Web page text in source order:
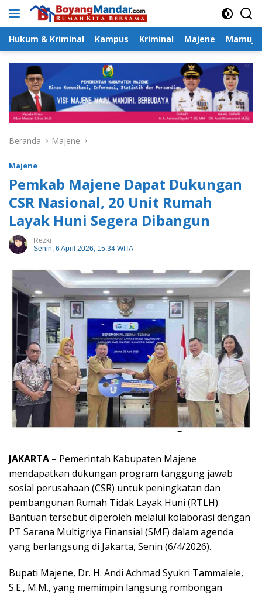
Langsung
Hukum & Kriminal Kampus Kriminal Majene Mamuju
Beranda Majene
Majene
Pemkab Majene Dapat Dukungan
CSR Nasional, 20 Unit Rumah
Layak Huni Segera Dibangun
Rezki
Senin, 6 April 2026, 15:34 WITA
JAKARTA – Pemerintah Kabupaten Majene
mendapatkan dukungan program tanggung jawab
sosial perusahaan (CSR) untuk peningkatan dan
pembangunan Rumah Tidak Layak Huni (RTLH).
Bantuan tersebut diperoleh melalui kolaborasi dengan
PT Sarana Multigriya Finansial (SMF) dalam agenda
yang berlangsung di Jakarta, Senin (6/4/2026).
Bupati Majene, Dr. H. Andi Achmad Syukri Tammalele,
S.E., M.M., yang memimpin langsung rombongan